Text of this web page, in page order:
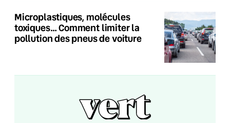
Microplastiques, molécules
toxiques… Comment limiter la
pollution des pneus de voiture